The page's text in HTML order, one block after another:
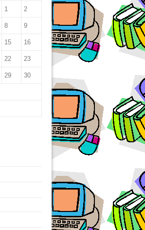
1 2
8 9
15 16
22 23
29 30